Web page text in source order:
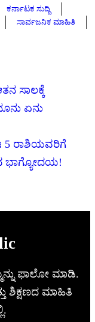
ಕರ್ನಾಟಕ ಸುದ್ದಿ
ಸಾರ್ವಜನಿಕ ಮಾಹಿತಿ
ಸಾಲಕ್ಕೆ
ಏನು
5 ರಾಶಿಯವರಿಗೆ
ಭಾಗ್ಯೋದಯ!
ಫಾಲೋ ಮಾಡಿ.
ಶಿಕ್ಷಣದ ಮಾಹಿತಿ